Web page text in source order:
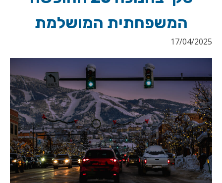
המשפחתית המושלמת
17/04/2025